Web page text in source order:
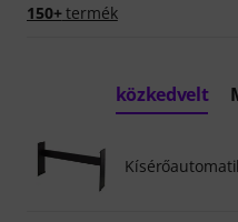
150+termék
közkedvelt